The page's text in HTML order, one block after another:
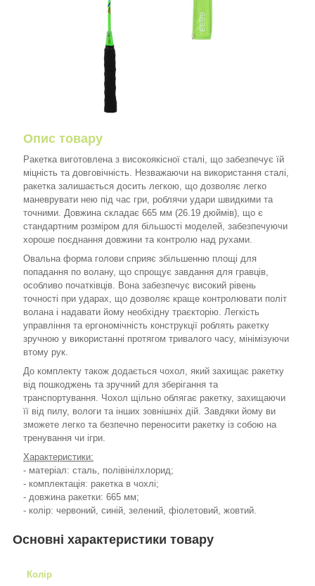
Опис товару
Ракетка виготовлена ​​з високоякісної сталі, що забезпечує їй
міцність та довговічність. Незважаючи на використання сталі,
ракетка залишається досить легкою, що дозволяє легко
маневрувати нею під час гри, роблячи удари швидкими та
точними. Довжина складає 665 мм (26.19 дюймів), що є
стандартним розміром для більшості моделей, забезпечуючи
хороше поєднання довжини та контролю над рухами.
Овальна форма голови сприяє збільшенню площі для
попадання по волану, що спрощує завдання для гравців,
особливо початківців. Вона забезпечує високий рівень
точності при ударах, що дозволяє краще контролювати політ
волана і надавати йому необхідну траєкторію. Легкість
управління та ергономічність конструкції роблять ракетку
зручною у використанні протягом тривалого часу, мінімізуючи
втому рук.
До комплекту також додається чохол, який захищає ракетку
від пошкоджень та зручний для зберігання та
транспортування. Чохол щільно облягає ракетку, захищаючи
її від пилу, вологи та інших зовнішніх дій. Завдяки йому ви
зможете легко та безпечно переносити ракетку із собою на
тренування чи ігри.
Характеристики:
- матеріал: сталь, полівінілхлорид;
- комплектація: ракетка в чохлі;
- довжина ракетки: 665 мм;
- колір: червоний, синій, зелений, фіолетовий, жовтий.
Основні характеристики товару
Колір